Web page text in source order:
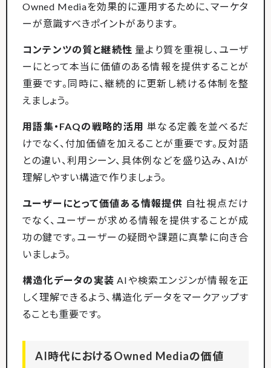
Owned Mediaを効果的に運用するために、マーケタ
ーが意識すべきポイントがあります。
コンテンツの質と継続性 量より質を重視し、ユーザ
ーにとって本当に価値のある情報を提供することが
重要です。同時に、継続的に更新し続ける体制を整
えましょう。
用語集・FAQの戦略的活用 単なる定義を並べるだ
けでなく、付加価値を加えることが重要です。反対語
との違い、利用シーン、具体例などを盛り込み、AIが
理解しやすい構造で作りましょう。
ユーザーにとって価値ある情報提供 自社視点だけ
でなく、ユーザーが求める情報を提供することが成
功の鍵です。ユーザーの疑問や課題に真摯に向き合
いましょう。
構造化データの実装 AIや検索エンジンが情報を正
しく理解できるよう、構造化データをマークアップす
ることも重要です。
AI時代におけるOwned Mediaの価値